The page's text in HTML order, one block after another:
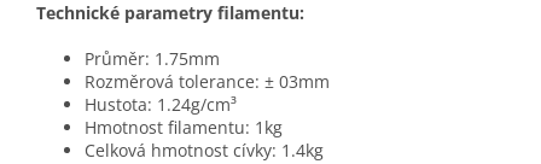
Technické parametry filamentu:
Průměr: 1.75mm
Rozměrová tolerance: ± 03mm
Hustota: 1.24g/cm³
Hmotnost filamentu: 1kg
Celková hmotnost cívky: 1.4kg